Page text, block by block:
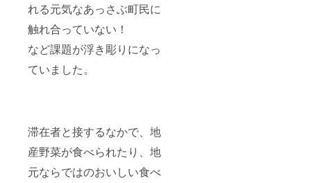
れる元気なあっさぶ町民に
触れ合っていない！
など課題が浮き彫りになっ
ていました。
滞在者と接するなかで、地
産野菜が食べられたり、地
元ならではのおいしい食べ